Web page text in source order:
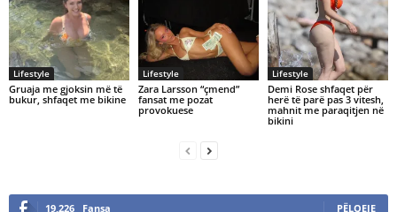
Lifestyle
Gruaja me gjoksin më të
bukur, shfaqet me bikine
Lifestyle
Zara Larsson “çmend”
fansat me pozat
provokuese
Lifestyle
Demi Rose shfaqet për
herë të parë pas 3 vitesh,
mahnit me paraqitjen në
bikini
19,226 Fansa PËLQEJE